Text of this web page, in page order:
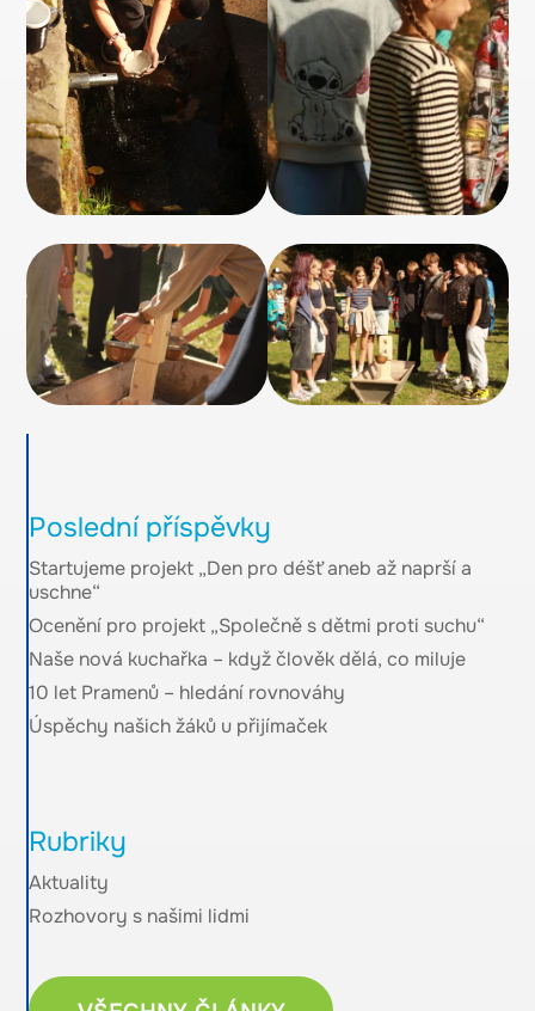
Poslední příspěvky
Startujeme projekt „Den pro déšť aneb až naprší a
uschne“
Ocenění pro projekt „Společně s dětmi proti suchu“
Naše nová kuchařka – když člověk dělá, co miluje
10 let Pramenů – hledání rovnováhy
Úspěchy našich žáků u přijímaček
Rubriky
Aktuality
Rozhovory s našimi lidmi